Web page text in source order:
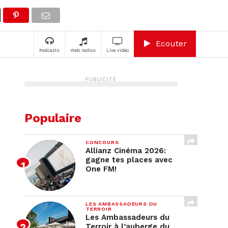
Podcasts Web radios Live vidéo
Ecouter
PUBLICITÉ
Populaire
CONCOURS
Allianz Cinéma 2026:
gagne tes places avec
One FM!
LES AMBASSADEURS DU
TERROIR
Les Ambassadeurs du